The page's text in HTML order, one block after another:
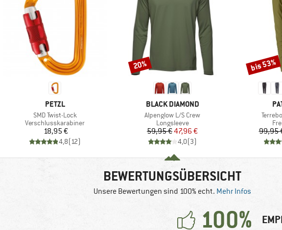
MARKE
PETZL
Artikel
SMD Twist-Lock
Produktgruppe
Verschlusskarabiner
Preis
18,95 €
4,8(12)
MARKE
BLACK DIAMOND
Artikel
Alpenglow L/S Crew
Produktgruppe
Longsleeve
Preis
59,95 €reduzierter Preis
47,96 €
4,0(3)
Rabatt
20%
Artikel
99,95
Rabatt
bis 53%
BEWERTUNGSÜBERSICHT
Unsere Bewertungen sind 100% echt. Mehr Infos
100%